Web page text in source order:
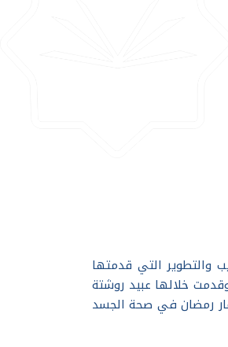
والتطوير التي قدمتها
خلالها عبيد روشتة
رمضان في صحة الجسد